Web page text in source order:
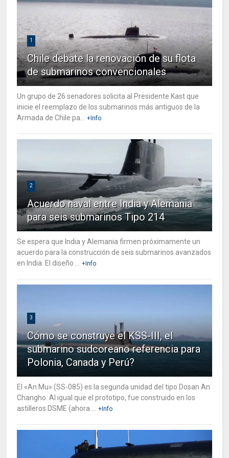
1
Chile debate la renovación de su flota
de submarinos convencionales
Un grupo de 26 senadores solicita al Presidente Kast que
inicie el reemplazo de los submarinos más antiguos de la
Armada de Chile pa...
+Info
2
Acuerdo naval entre India y Alemania
para seis submarinos Tipo 214
Se espera que India y Alemania firmen próximamente un
acuerdo para la construcción de seis submarinos avanzados
en India. El diseño ...
+Info
3
Cómo se construye el KSS-III, el
submarino sudcoreano referencia para
Polonia, Canada y Perú?
El «An Mu» (SS-085) es la segunda unidad del tipo Dosan An
Changho. Al igual que el prototipo, fue construido en los
astilleros DSME (ahora ...
+Info